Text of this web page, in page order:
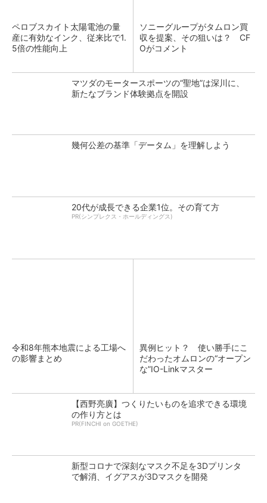
ペロブスカイト太陽電池の量
産に有効なインク、従来比で1.
5倍の性能向上
ソニーグループがタムロン買
収を提案、その狙いは？ CF
Oがコメント
マツダのモータースポーツの“聖地”は深川に、
新たなブランド体験拠点を開設
幾何公差の基準「データム」を理解しよう
20代が成長できる企業1位。その育て方
PR(シンプレクス・ホールディングス)
令和8年熊本地震による工場へ
の影響まとめ
異例ヒット？ 使い勝手にこ
だわったオムロンの“オープン
な”IO-Linkマスター
【西野亮廣】つくりたいものを追求できる環境
の作り方とは
PR(FINCHI on GOETHE)
新型コロナで深刻なマスク不足を3Dプリンタ
で解消、イグアスが3Dマスクを開発